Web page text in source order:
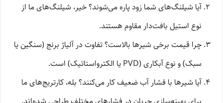
آیا شیلنگ‌های شما زود پاره می‌شوند؟ خیر، شیلنگ‌های ما از
نوع استیل بافت‌دار مقاوم هستند.
چرا قیمت برخی شیرها بالاست؟ تفاوت در آلیاژ برنج (سنگین یا
سبک) و نوع آبکاری (PVD یا الکترواستاتیک) است.
آیا شیرها با فشار آب ضعیف کار می‌کنند؟ بله، کارتریج‌های ما